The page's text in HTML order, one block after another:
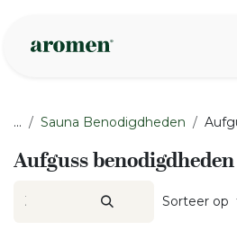
... Sauna Benodigdheden
Aufguss benodigdheden
Sorteer op